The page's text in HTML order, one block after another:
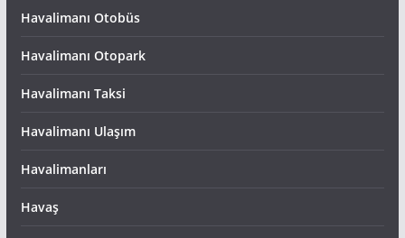
Havalimanı Otobüs
Havalimanı Otopark
Havalimanı Taksi
Havalimanı Ulaşım
Havalimanları
Havaş